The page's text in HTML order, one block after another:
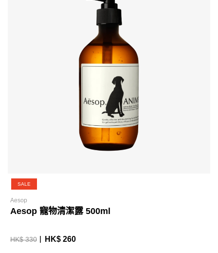
SALE
Aesop
Aesop 寵物清潔露 500ml
HK$ 330 HK$ 260